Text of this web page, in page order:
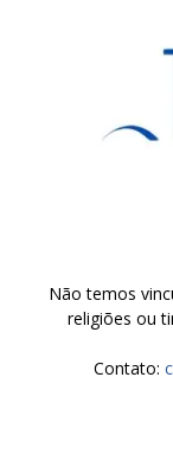
Não temos
religiões ou
Contato: